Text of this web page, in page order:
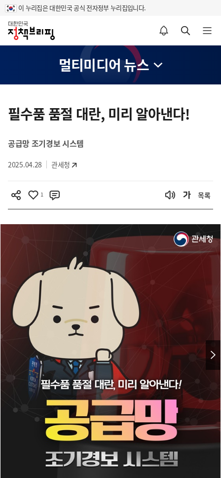
이 누리집은 대한민국 공식 전자정부 누리집입니다.
홈
알림설정 바로가기 검색 바로가기 메뉴 열기
멀티미디어 뉴스
텐
영
역
필수품 품절 대란, 미리 알아낸다!
공급망 조기경보 시스템
2025.04.28 관세청
1 목록